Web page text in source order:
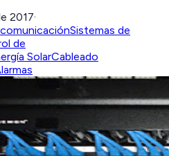
2017·
Sistemas de
de
SolarCableado